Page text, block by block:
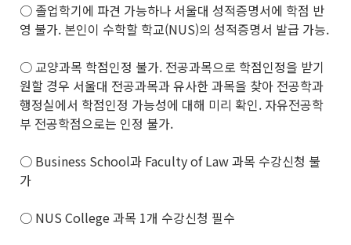
○ 졸업학기에 파견 가능하나 서울대 성적증명서에 학점 반
영 불가. 본인이 수학할 학교(NUS)의 성적증명서 발급 가능.
○ 교양과목 학점인정 불가. 전공과목으로 학점인정을 받기
원할 경우 서울대 전공과목과 유사한 과목을 찾아 전공학과
행정실에서 학점인정 가능성에 대해 미리 확인. 자유전공학
부 전공학점으로는 인정 불가.
○ Business School과 Faculty of Law 과목 수강신청 불
가
○ NUS College 과목 1개 수강신청 필수